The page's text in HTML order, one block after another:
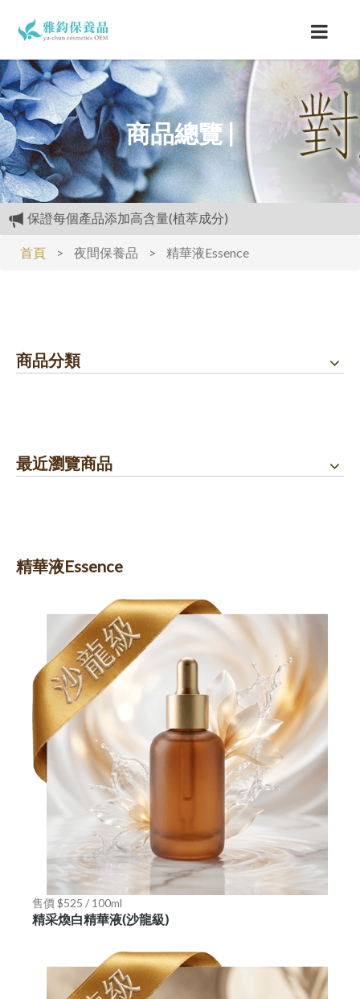
商品總覽 |
保證每個產品添加高含量(植萃成分)
購物禮:送夏日涼感劑100cc.只能噴衣服.不要噴皮膚
專區活動快報:全館滿5000元送檸檬花水500cc
首頁 > 夜間保養品 > 精華液Essence
商品分類
最近瀏覽商品
精華液Essence
售價 $525 / 100ml
精采煥白精華液(沙龍級)